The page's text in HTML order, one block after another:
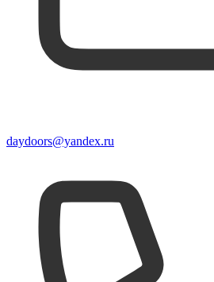
daydoors@yandex.ru